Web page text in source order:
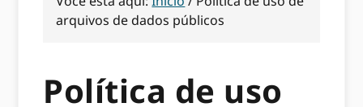
arquivos de dados públicos
Política de uso